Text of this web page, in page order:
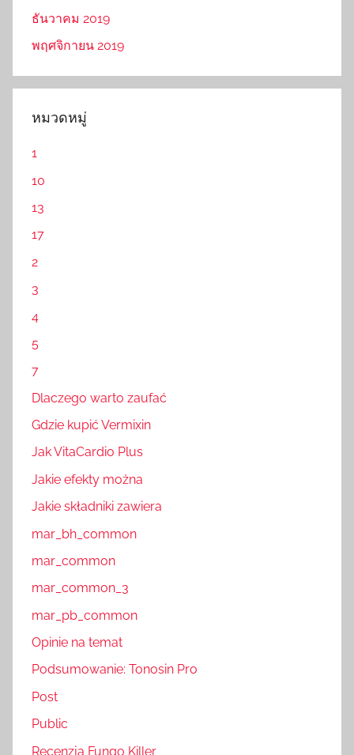
ธันวาคม 2019
พฤศจิกายน 2019
หมวดหมู่
1
10
13
17
2
3
4
5
7
Dlaczego warto zaufać
Gdzie kupić Vermixin
Jak VitaCardio Plus
Jakie efekty można
Jakie składniki zawiera
mar_bh_common
mar_common
mar_common_3
mar_pb_common
Opinie na temat
Podsumowanie: Tonosin Pro
Post
Public
Recenzja Fungo Killer